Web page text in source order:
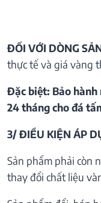
ĐỐI VỚI DÒNG
thực tế và giá vàng
Đặc biệt: Bảo
24 tháng cho đá
3/ ĐIỀU KIỆN ÁP
Sản phẩm phải còn
thay đổi chất liệu